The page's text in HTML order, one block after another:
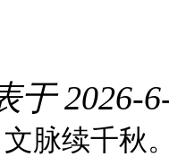
于 2026-
脉续千秋